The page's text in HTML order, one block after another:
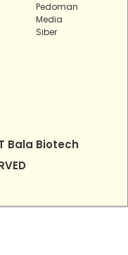
Pedoman
Media
Siber
Bala Biotech